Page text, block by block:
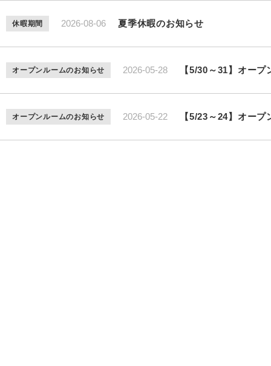
休暇期間 2026-08-06 夏季休暇のお知らせ
オープンルームのお知らせ 2026-05-28 【5/30～31】オー
オープンルームのお知らせ 2026-05-22 【5/23～24】オー